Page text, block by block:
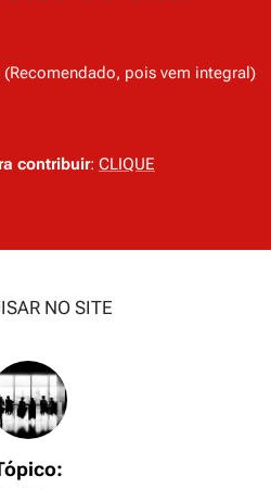
pois vem integral)
contribuir: CLIQUE
NO SITE